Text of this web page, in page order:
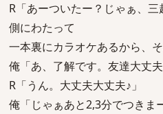
R「あーついたー？じゃぁ、
側にわたって
一本裏にカラオケあるから、
俺「あ、了解です。友達大丈
R「うん。大丈夫大丈夫♪」
俺「じゃぁあと2,3分でつきま